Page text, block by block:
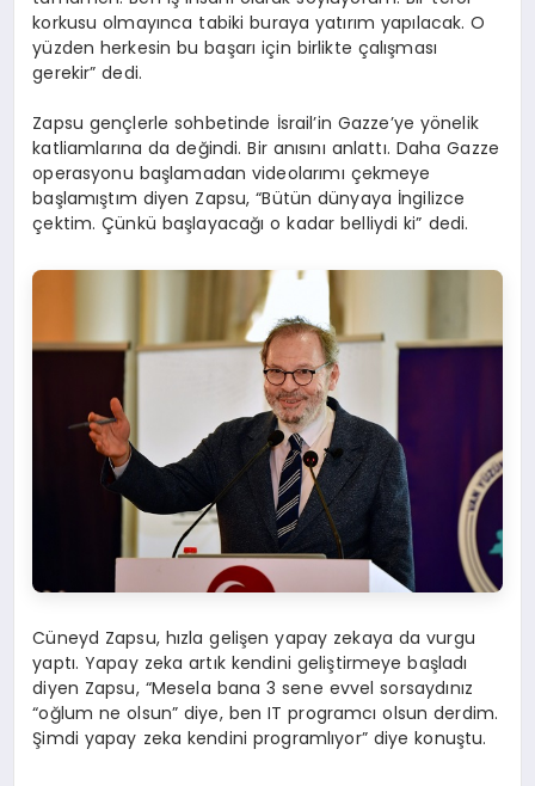
korkusu olmayınca tabiki buraya yatırım yapılacak. O
yüzden herkesin bu başarı için birlikte çalışması
gerekir” dedi.
Zapsu gençlerle sohbetinde İsrail’in Gazze’ye yönelik
katliamlarına da değindi. Bir anısını anlattı. Daha Gazze
operasyonu başlamadan videolarımı çekmeye
başlamıştım diyen Zapsu, “Bütün dünyaya İngilizce
çektim. Çünkü başlayacağı o kadar belliydi ki” dedi.
Cüneyd Zapsu, hızla gelişen yapay zekaya da vurgu
yaptı. Yapay zeka artık kendini geliştirmeye başladı
diyen Zapsu, “Mesela bana 3 sene evvel sorsaydınız
“oğlum ne olsun” diye, ben IT programcı olsun derdim.
Şimdi yapay zeka kendini programlıyor” diye konuştu.